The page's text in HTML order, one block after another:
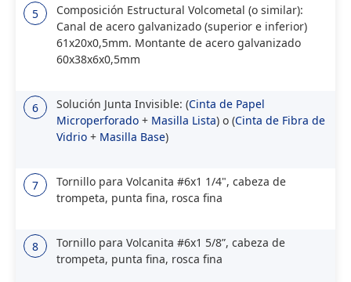
5
Composición Estructural Volcometal (o similar):
Canal de acero galvanizado (superior e inferior)
61x20x0,5mm. Montante de acero galvanizado
60x38x6x0,5mm
6 Solución Junta Invisible: (Cinta de Papel
Microperforado + Masilla Lista) o (Cinta de Fibra de
Vidrio + Masilla Base)
7
Tornillo para Volcanita #6x1 1/4", cabeza de
trompeta, punta fina, rosca fina
8
Tornillo para Volcanita #6x1 5/8”, cabeza de
trompeta, punta fina, rosca fina